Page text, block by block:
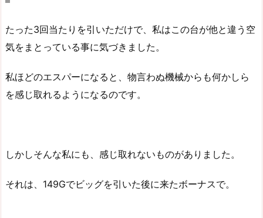
たった3回当たりを引いただけで、私はこの台が他と違う空
気をまとっている事に気づきました。
私ほどのエスパーになると、物言わぬ機械からも何かしら
を感じ取れるようになるのです。
しかしそんな私にも、感じ取れないものがありました。
それは、149Gでビッグを引いた後に来たボーナスで。